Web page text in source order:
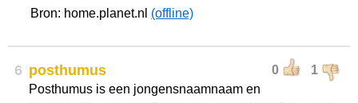
Bron: home.planet.nl (offline)
6 0 1
posthumus
Posthumus is een jongensnaamnaam en